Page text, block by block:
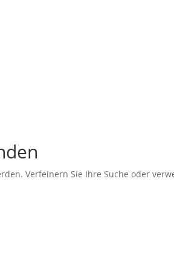
Verfeinern Sie Ihre Suche oder